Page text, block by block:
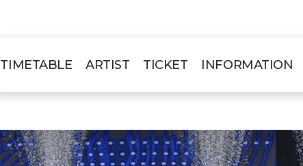
TIMETABLE ARTIST TICKET INFORMATION